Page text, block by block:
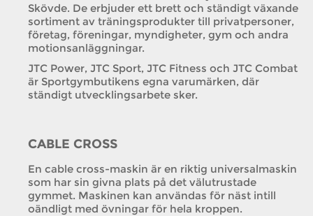
Skövde. De erbjuder ett brett och ständigt växande
sortiment av träningsprodukter till privatpersoner,
företag, föreningar, myndigheter, gym och andra
motionsanläggningar.
JTC Power, JTC Sport, JTC Fitness och JTC Combat
är Sportgymbutikens egna varumärken, där
ständigt utvecklingsarbete sker.
CABLE CROSS
En cable cross-maskin är en riktig universalmaskin
som har sin givna plats på det välutrustade
gymmet. Maskinen kan användas för näst intill
oändligt med övningar för hela kroppen.